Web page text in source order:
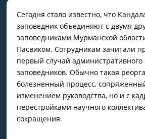
Сегодня стало известно, что
заповедник объединяют с двумя
заповедниками Мурманской
Пасвиком. Сотрудникам зачитали
первый случай административного
заповедников. Обычно такая
болезненный процесс,
изменением руководства, но и с
перестройками научного
сокращения.